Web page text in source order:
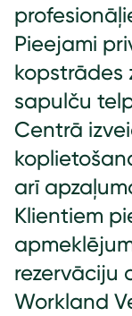
Pieejami
kopstrādes
sapulču
Centrā
arī
Klientiem
rezervāciju
Workland